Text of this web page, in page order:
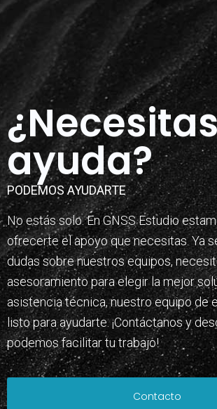
ayuda?
PODEMOS AYUDARTE
No estás solo. En GNSS Estudio
ofrecerte el apoyo que necesitas. Ya
dudas sobre nuestros equipos,
asesoramiento para elegir la mejor
asistencia técnica, nuestro equipo de
listo para ayudarte. ¡Contáctanos y
podemos facilitar tu trabajo!
Contacto